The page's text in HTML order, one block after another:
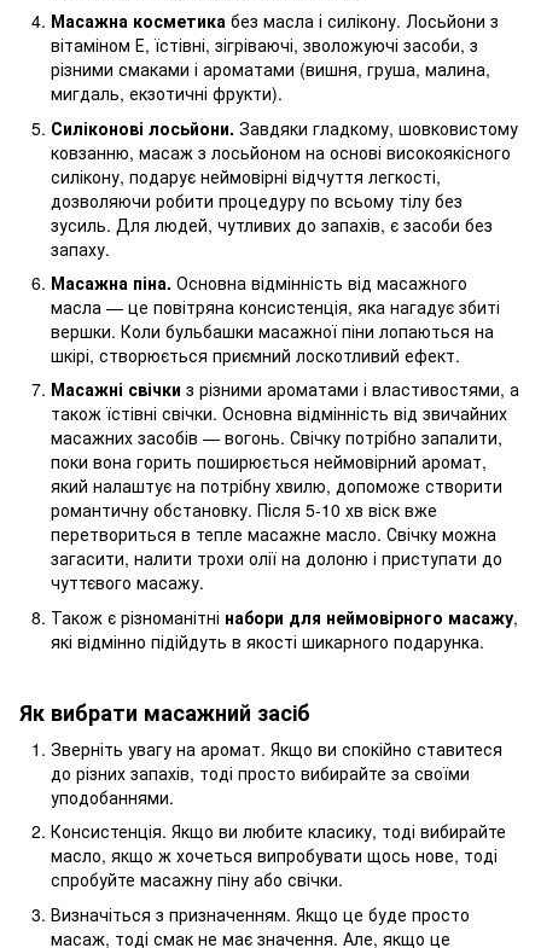
Масажна косметика без масла і силікону. Лосьйони з
вітаміном Е, їстівні, зігріваючі, зволожуючі засоби, з
різними смаками і ароматами (вишня, груша, малина,
мигдаль, екзотичні фрукти).
Силіконові лосьйони. Завдяки гладкому, шовковистому
ковзанню, масаж з лосьйоном на основі високоякісного
силікону, подарує неймовірні відчуття легкості,
дозволяючи робити процедуру по всьому тілу без
зусиль. Для людей, чутливих до запахів, є засоби без
запаху.
Масажна піна. Основна відмінність від масажного
масла — це повітряна консистенція, яка нагадує збиті
вершки. Коли бульбашки масажної піни лопаються на
шкірі, створюється приємний лоскотливий ефект.
Масажні свічки з різними ароматами і властивостями, а
також їстівні свічки. Основна відмінність від звичайних
масажних засобів — вогонь. Свічку потрібно запалити,
поки вона горить поширюється неймовірний аромат,
який налаштує на потрібну хвилю, допоможе створити
романтичну обстановку. Після 5-10 хв віск вже
перетвориться в тепле масажне масло. Свічку можна
загасити, налити трохи олії на долоню і приступати до
чуттєвого масажу.
Також є різноманітні набори для неймовірного масажу,
які відмінно підійдуть в якості шикарного подарунка.
Як вибрати масажний засіб
Зверніть увагу на аромат. Якщо ви спокійно ставитеся
до різних запахів, тоді просто вибирайте за своїми
уподобаннями.
Консистенція. Якщо ви любите класику, тоді вибирайте
масло, якщо ж хочеться випробувати щось нове, тоді
спробуйте масажну піну або свічки.
Визначіться з призначенням. Якщо це буде просто
масаж, тоді смак не має значення. Але, якщо це